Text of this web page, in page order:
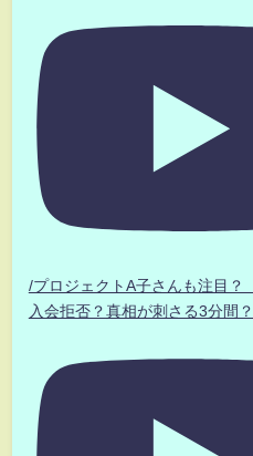
/プロジェクトA子さんも注目
入会拒否？真相が刺さる3分間